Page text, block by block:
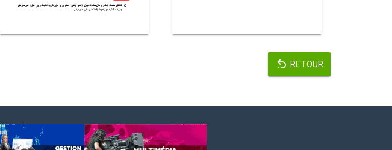
RETOUR